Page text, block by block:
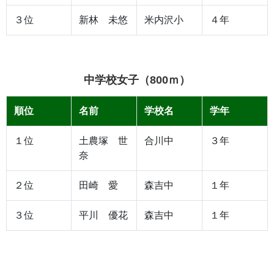
３位 新林 未悠 米内沢小 ４年
中学校女子（800ｍ）
順位 名前 学校名 学年
１位
土農塚 世
奈
合川中 ３年
２位 田崎 愛 森吉中 １年
３位 平川 優花 森吉中 １年